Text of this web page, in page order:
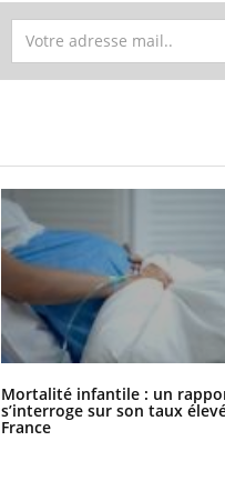
Mortalité infantile : un
s’interroge sur son taux
France